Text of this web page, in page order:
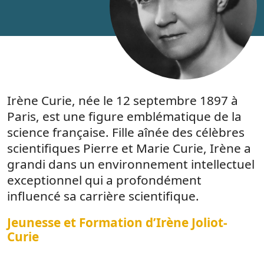
Irène Curie, née le 12 septembre 1897 à
Paris, est une figure emblématique de la
science française. Fille aînée des célèbres
scientifiques Pierre et Marie Curie, Irène a
grandi dans un environnement intellectuel
exceptionnel qui a profondément
influencé sa carrière scientifique.
Jeunesse et Formation d’Irène Joliot-
Curie